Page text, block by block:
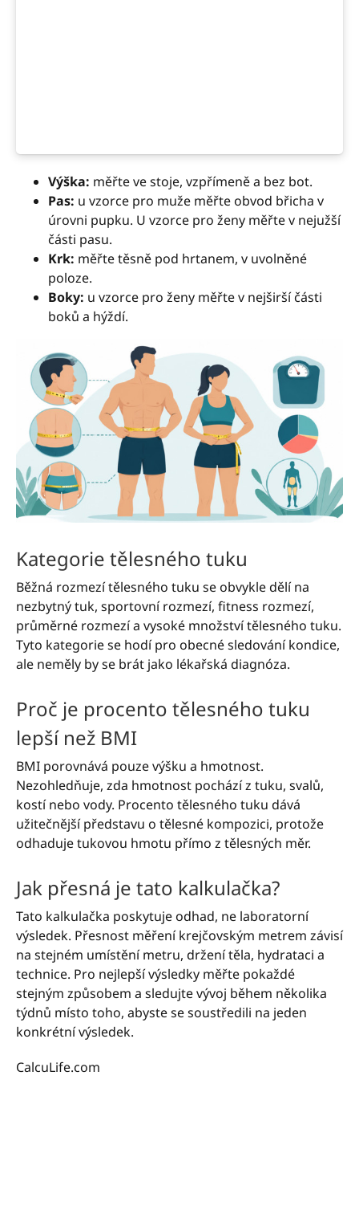
Výška: měřte ve stoje, vzpřímeně a bez bot.
Pas: u vzorce pro muže měřte obvod břicha v
úrovni pupku. U vzorce pro ženy měřte v nejužší
části pasu.
Krk: měřte těsně pod hrtanem, v uvolněné
poloze.
Boky: u vzorce pro ženy měřte v nejširší části
boků a hýždí.
Kategorie tělesného tuku
Běžná rozmezí tělesného tuku se obvykle dělí na
nezbytný tuk, sportovní rozmezí, fitness rozmezí,
průměrné rozmezí a vysoké množství tělesného tuku.
Tyto kategorie se hodí pro obecné sledování kondice,
ale neměly by se brát jako lékařská diagnóza.
Proč je procento tělesného tuku
lepší než BMI
BMI porovnává pouze výšku a hmotnost.
Nezohledňuje, zda hmotnost pochází z tuku, svalů,
kostí nebo vody. Procento tělesného tuku dává
užitečnější představu o tělesné kompozici, protože
odhaduje tukovou hmotu přímo z tělesných měr.
Jak přesná je tato kalkulačka?
Tato kalkulačka poskytuje odhad, ne laboratorní
výsledek. Přesnost měření krejčovským metrem závisí
na stejném umístění metru, držení těla, hydrataci a
technice. Pro nejlepší výsledky měřte pokaždé
stejným způsobem a sledujte vývoj během několika
týdnů místo toho, abyste se soustředili na jeden
konkrétní výsledek.
CalcuLife.com